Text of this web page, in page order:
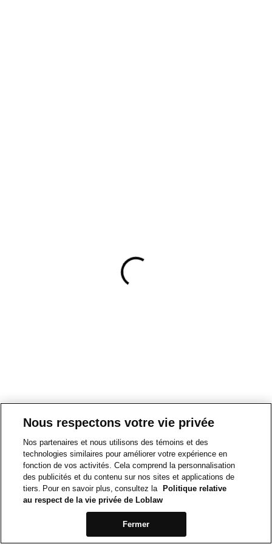
Nous respectons votre vie privée
Nos partenaires et nous utilisons des témoins et des
technologies similaires pour améliorer votre expérience en
fonction de vos activités. Cela comprend la personnalisation
des publicités et du contenu sur nos sites et applications de
tiers. Pour en savoir plus, consultez la
Politique relative
au respect de la vie privée de Loblaw
Fermer